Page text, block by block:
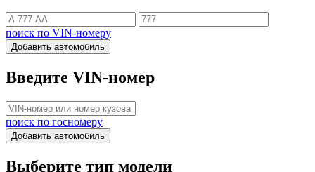
поиск по VIN-номеру
Добавить автомобиль
Введите VIN-номер
поиск по госномеру
Добавить автомобиль
Выберите тип модели